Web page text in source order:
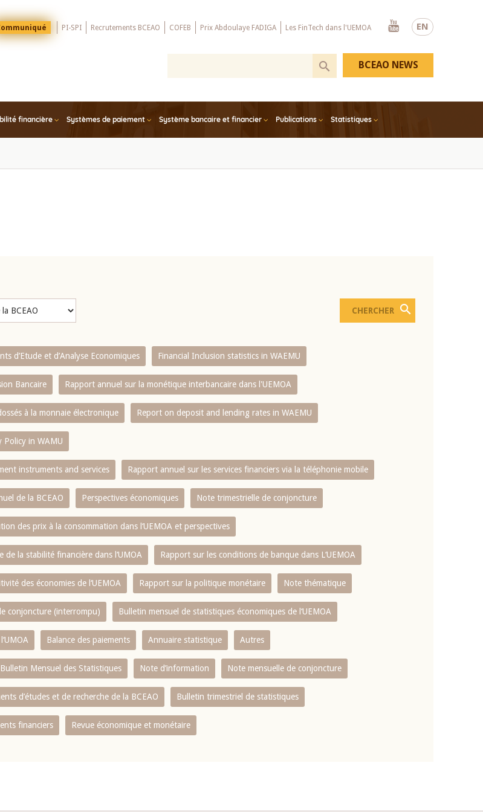
EN
PI-SPI Recrutements BCEAO COFEB Prix Abdoulaye FADIGA Les FinTech dans l'UEMOA
Youtube
financière Systèmes de paiement Système bancaire et financier Publications Statistiques
BCEAO NEWS
d’Etude et d’Analyse Economiques Financial Inclusion statistics in WAEMU
Bancaire Rapport annuel sur la monétique interbancaire dans l'UEMOA
à la monnaie électronique Report on deposit and lending rates in WAEMU
in WAMU
instruments and services Rapport annuel sur les services financiers via la téléphonie mobile
de la BCEAO Perspectives économiques Note trimestrielle de conjoncture
des prix à la consommation dans l‘UEMOA et perspectives
de la stabilité financière dans l‘UMOA Rapport sur les conditions de banque dans L‘UEMOA
des économies de l‘UEMOA Rapport sur la politique monétaire Note thématique
conjoncture (interrompu) Bulletin mensuel de statistiques économiques de l‘UEMOA
Balance des paiements Annuaire statistique Autres
Bulletin Mensuel des Statistiques Note d’information Note mensuelle de conjoncture
d’études et de recherche de la BCEAO Bulletin trimestriel de statistiques
financiers Revue économique et monétaire